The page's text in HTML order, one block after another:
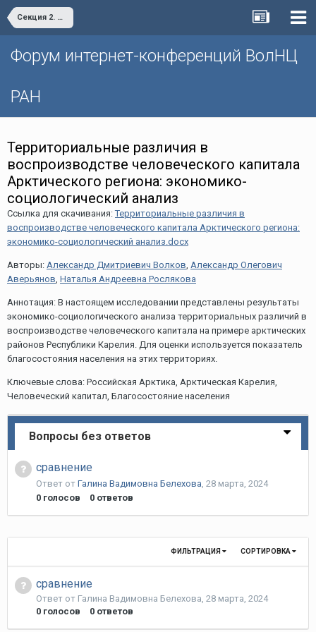
Секция 2. Благополучие населения: ресурсы снижения социального неравенства
Форум интернет-конференций ВолНЦ
РАН
Территориальные различия в
воспроизводстве человеческого капитала
Арктического региона: экономико-
социологический анализ
Ссылка для скачивания:Территориальные различия в
воспроизводстве человеческого капитала Арктического региона:
экономико-социологический анализ.docx
Авторы: Александр Дмитриевич Волков, Александр Олегович
Аверьянов, Наталья Андреевна Рослякова
Аннотация: В настоящем исследовании представлены результаты
экономико-социологического анализа территориальных различий в
воспроизводстве человеческого капитала на примере арктических
районов Республики Карелия. Для оценки используется показатель
благосостояния населения на этих территориях.
Ключевые слова: Российская Арктика, Арктическая Карелия,
Человеческий капитал, Благосостояние населения
Вопросы без ответов
сравнение
Ответ от Галина Вадимовна Белехова, 28 марта, 2024
0 голосов 0 ответов
СОРТИРОВКА
ФИЛЬТРАЦИЯ
сравнение
Ответ от Галина Вадимовна Белехова 28 марта, 2024
0 голосов 0 ответов